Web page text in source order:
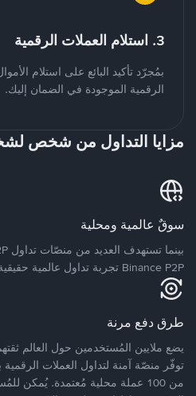
3. استلام العملات الرقمية
بمُجرّد تأكيد البائع على استلام
الرقمية الموجودة في الضمان إليك.
مزايا التداول من شخص
سوقٌ عالمية ومحلية
Binance P2P تجربة تداول عالمية حقيقية وتدعم أكثر من 70 عملة محلية.
طرق دفع مرنة
من 100 عملة محلية مُعتمدة. يُمكن